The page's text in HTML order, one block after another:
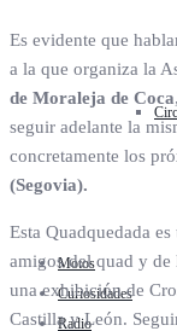
Motos
Curiosidades
Radio
Es evidente que
a la que organiza la
de Moraleja de Coca
seguir adelante la
concretamente los
(Segovia).
Esta Quadquedada
amigos del quad y de
una exhibición de
Castilla y León.